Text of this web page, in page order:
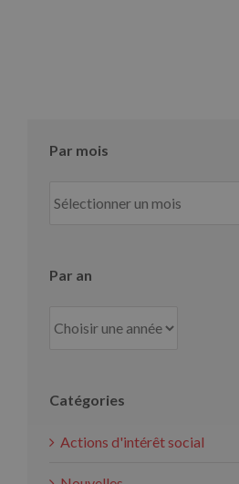
Par mois
mois
Par an
Catégories
Actions d'intérêt social